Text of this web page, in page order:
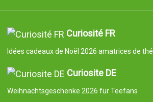
Curiosité FR
Idées cadeaux de Noël 2026 amatrices de thé
Curiosite DE
Weihnachtsgeschenke 2026 für Teefans